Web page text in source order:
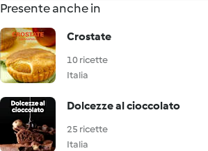
Presente anche in
Crostate
10 ricette
Italia
Dolcezze al cioccolato
25 ricette
Italia